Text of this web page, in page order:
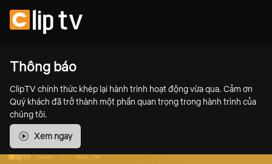
Thông báo
ClipTV chính thức khép lại hành trình hoạt động vừa qua. Cảm ơn
Quý khách đã trở thành một phần quan trọng trong hành trình của
chúng tôi.
Xem ngay